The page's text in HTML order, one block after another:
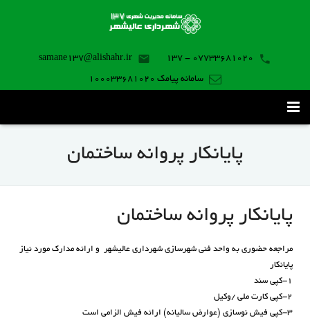
07733681020 - 137
samane137@alishahr.ir
سامانه پیامک 100033681020
پایانکار پروانه ساختمان
پایانکار پروانه ساختمان
مراجعه حضوری به واحد فنی شهرسازی شهرداری عالیشهر و ارائه مدارک مورد نیاز
پایانکار
۱-کپی سند
۲-کپی کارت ملی /وکیل
۳-کپی فیش نوسازی (عوارض سالیانه) ارائه فیش الزامی است